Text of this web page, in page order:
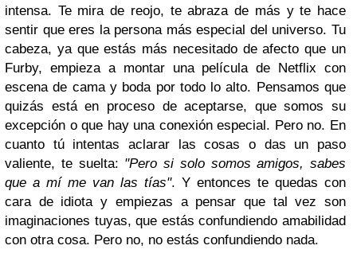
intensa. Te mira de reojo, te abraza de más y te hace
sentir que eres la persona más especial del universo. Tu
cabeza, ya que estás más necesitado de afecto que un
Furby, empieza a montar una película de Netflix con
escena de cama y boda por todo lo alto. Pensamos que
quizás está en proceso de aceptarse, que somos su
excepción o que hay una conexión especial. Pero no. En
cuanto tú intentas aclarar las cosas o das un paso
valiente, te suelta: "Pero si solo somos amigos, sabes
que a mí me van las tías". Y entonces te quedas con
cara de idiota y empiezas a pensar que tal vez son
imaginaciones tuyas, que estás confundiendo amabilidad
con otra cosa. Pero no, no estás confundiendo nada.